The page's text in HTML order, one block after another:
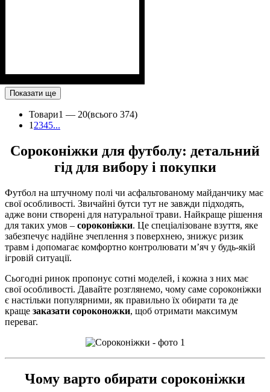
Показати ще
Товари1 — 20(всього 374)
1 2345...
Сороконіжки для футболу: детальний
гід для вибору і покупки
Футбол на штучному полі чи асфальтованому майданчику має
свої особливості. Звичайні бутси тут не завжди підходять,
адже вони створені для натуральної трави. Найкраще рішення
для таких умов – сороконіжки. Це спеціалізоване взуття, яке
забезпечує надійне зчеплення з поверхнею, знижує ризик
травм і допомагає комфортно контролювати м’яч у будь-якій
ігровій ситуації.
Сьогодні ринок пропонує сотні моделей, і кожна з них має
свої особливості. Давайте розглянемо, чому саме сороконіжки
є настільки популярними, як правильно їх обирати та де
краще заказати сороконожки, щоб отримати максимум
переваг.
Чому варто обирати сороконіжки